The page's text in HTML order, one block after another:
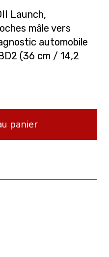
Launch,
mâle vers
automobile
(36 cm / 14,2
panier